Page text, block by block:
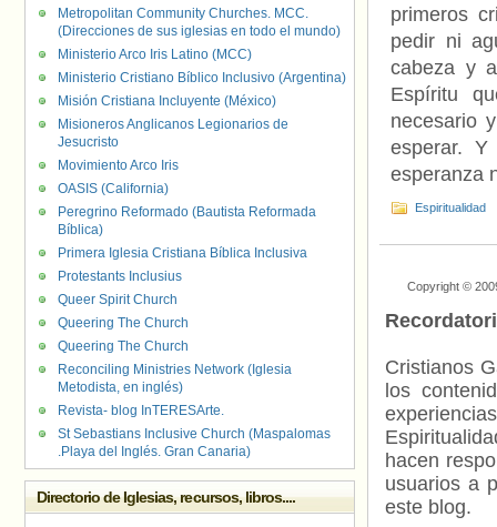
primeros
pedir ni
cabeza y
Espíritu
necesario
esperar.
esperanza
Espiritualidad
Copyright ©
Cristianos
los
hacen
usuarios a
este blog.
Metropolitan Community Churches. MCC.
(Direcciones de sus iglesias en todo el mundo)
Ministerio Arco Iris Latino (MCC)
Ministerio Cristiano Bíblico Inclusivo (Argentina)
Misión Cristiana Incluyente (México)
Misioneros Anglicanos Legionarios de
Jesucristo
Movimiento Arco Iris
OASIS (California)
Peregrino Reformado (Bautista Reformada
Bíblica)
Primera Iglesia Cristiana Bíblica Inclusiva
Protestants Inclusius
Queer Spirit Church
Queering The Church
Queering The Church
Reconciling Ministries Network (Iglesia
Metodista, en inglés)
Revista- blog InTERESArte.
St Sebastians Inclusive Church (Maspalomas
.Playa del Inglés. Gran Canaria)
Directorio de Iglesias, recursos, libros....